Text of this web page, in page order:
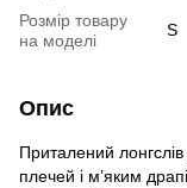
Розмір товару
на моделі
S
Опис
Приталений
плечей і м’яким